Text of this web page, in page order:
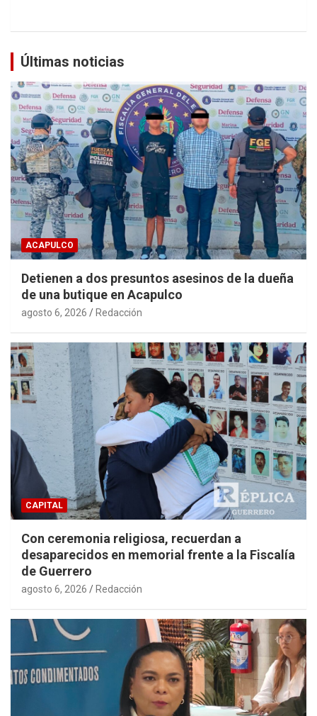
Últimas noticias
ACAPULCO
Detienen a dos presuntos asesinos de la dueña
de una butique en Acapulco
agosto 6, 2026 Redacción
CAPITAL
Con ceremonia religiosa, recuerdan a
desaparecidos en memorial frente a la Fiscalía
de Guerrero
agosto 6, 2026 Redacción